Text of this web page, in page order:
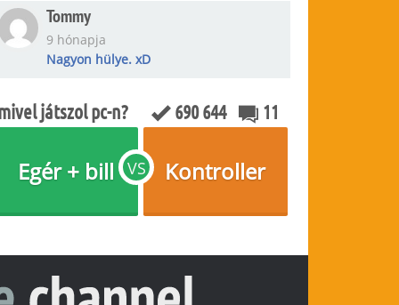
Tommy
9 hónapja
Nagyon hülye. xD
játszol pc-n? 690 644 11
VS
Egér + bill Kontroller